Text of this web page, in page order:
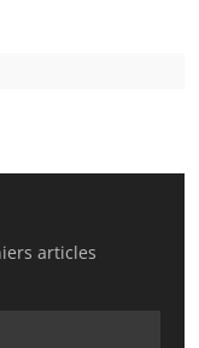
articles